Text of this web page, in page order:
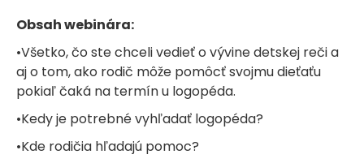
Obsah webinára:
•Všetko, čo ste chceli vedieť o vývine detskej reči a
aj o tom, ako rodič môže pomôcť svojmu dieťaťu
pokiaľ čaká na termín u logopéda.
•Kedy je potrebné vyhľadať logopéda?
•Kde rodičia hľadajú pomoc?